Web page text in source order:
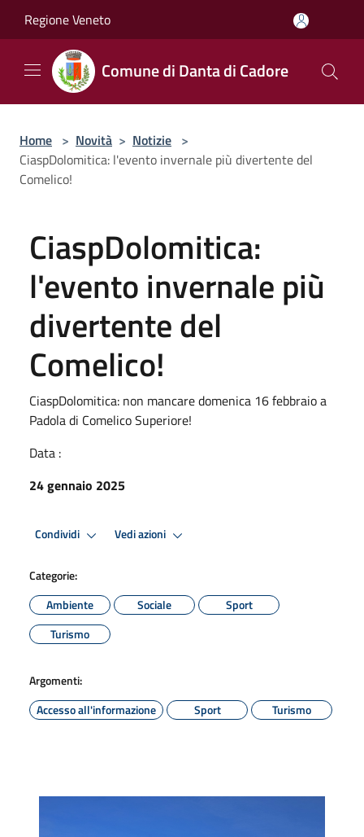
Regione Veneto
Comune di Danta di Cadore
Home > Novità > Notizie >
CiaspDolomitica: l'evento invernale più divertente del
Comelico!
CiaspDolomitica:
l'evento invernale più
divertente del
Comelico!
CiaspDolomitica: non mancare domenica 16 febbraio a
Padola di Comelico Superiore!
Data :
24 gennaio 2025
Condividi Vedi azioni
Categorie:
Ambiente
Sociale
Sport
Turismo
Argomenti:
Accesso all'informazione
Sport Turismo